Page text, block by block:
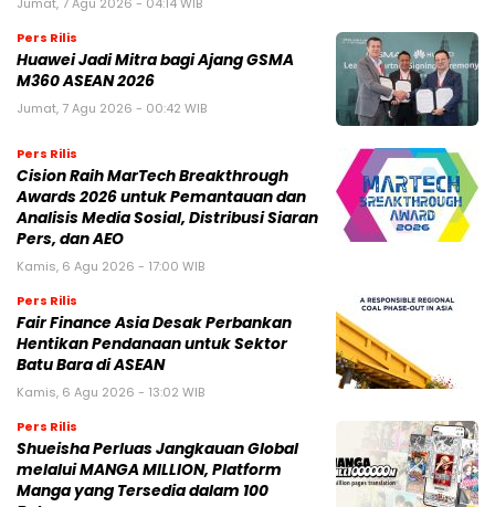
Pers Rilis
Huawei Jadi Mitra bagi Ajang GSMA
M360 ASEAN 2026
Jumat, 7 Agu 2026 - 00:42 WIB
Pers Rilis
Cision Raih MarTech Breakthrough
Awards 2026 untuk Pemantauan dan
Analisis Media Sosial, Distribusi Siaran
Pers, dan AEO
Kamis, 6 Agu 2026 - 17:00 WIB
Pers Rilis
Fair Finance Asia Desak Perbankan
Hentikan Pendanaan untuk Sektor
Batu Bara di ASEAN
Kamis, 6 Agu 2026 - 13:02 WIB
Pers Rilis
Shueisha Perluas Jangkauan Global
melalui MANGA MILLION, Platform
Manga yang Tersedia dalam 100